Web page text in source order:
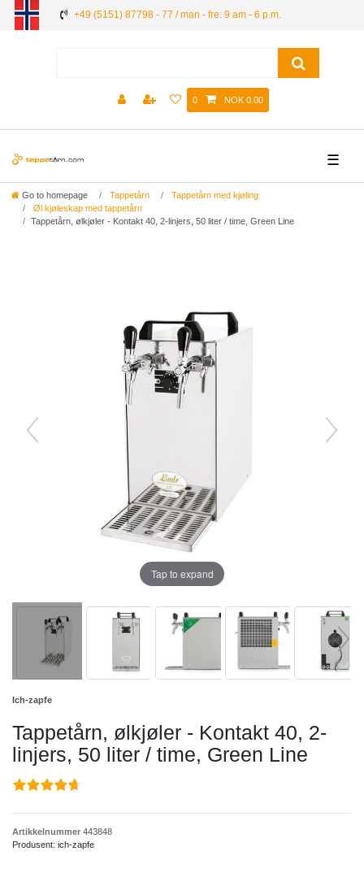
+49 (5151) 87798 - 77 / man - fre: 9 am - 6 p.m.
0 NOK 0.00
☰
Go to homepage Tappetårn
Tappetårn med kjøling
Øl kjøleskap med tappetårn
Tappetårn, ølkjøler - Kontakt 40, 2-linjers, 50 liter / time, Green Line
Tap to expand
Ich-zapfe
Tappetårn, ølkjøler - Kontakt 40, 2-
linjers, 50 liter / time, Green Line
Artikkelnummer 443848
Produsent: ich-zapfe